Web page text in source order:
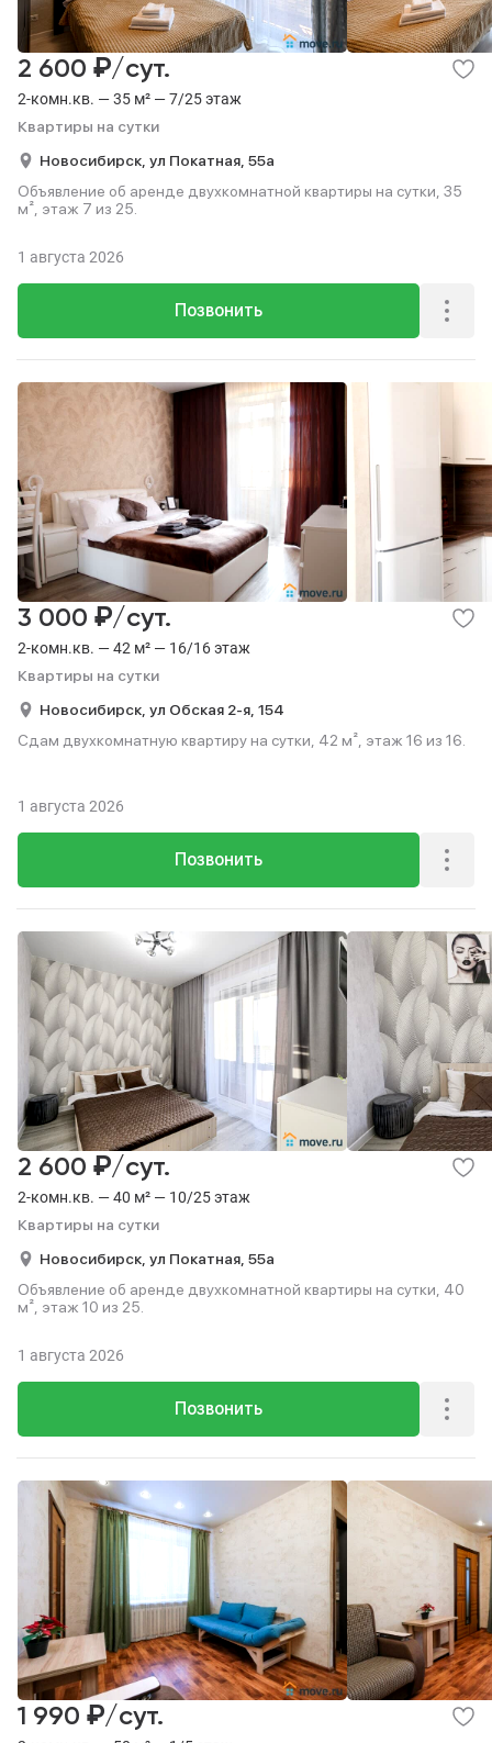
2-комн.кв. — 35 м² — 7/25 этаж
Квартиры на сутки
2 600 ₽/сут.
Новосибирск, ул Покатная, 55а
Объявление об аренде двухкомнатной квартиры на сутки, 35
м², этаж 7 из 25.
Позвонить
1 августа 2026
2-комн.кв. — 42 м² — 16/16 этаж
Квартиры на сутки
3 000 ₽/сут.
Новосибирск, ул Обская 2-я, 154
Сдам двухкомнатную квартиру на сутки, 42 м², этаж 16 из 16.
Позвонить
1 августа 2026
2-комн.кв. — 40 м² — 10/25 этаж
Квартиры на сутки
2 600 ₽/сут.
Новосибирск, ул Покатная, 55а
Объявление об аренде двухкомнатной квартиры на сутки, 40
м², этаж 10 из 25.
Позвонить
1 августа 2026
1 990 ₽/сут.